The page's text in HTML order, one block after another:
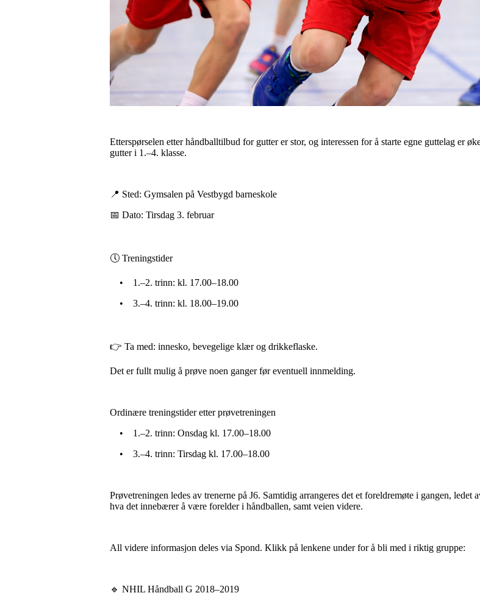
Etterspørselen etter håndballtilbud for gutter er stor, og interessen for å starte egne guttelag er
gutter i 1.–4. klasse.
📍 Sted: Gymsalen på Vestbygd barneskole
📅 Dato: Tirsdag 3. februar
🕔 Treningstider
• 1.–2. trinn: kl. 17.00–18.00
• 3.–4. trinn: kl. 18.00–19.00
👉 Ta med: innesko, bevegelige klær og drikkeflaske.
Det er fullt mulig å prøve noen ganger før eventuell innmelding.
Ordinære treningstider etter prøvetreningen
• 1.–2. trinn: Onsdag kl. 17.00–18.00
• 3.–4. trinn: Tirsdag kl. 17.00–18.00
Prøvetreningen ledes av trenerne på J6. Samtidig arrangeres det et foreldremøte i gangen,
hva det innebærer å være forelder i håndballen, samt veien videre.
All videre informasjon deles via Spond. Klikk på lenkene under for å bli med i riktig gruppe:
🔹 NHIL Håndball G 2018–2019